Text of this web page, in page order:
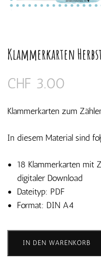
Klammerkarten
CHF 3.00
Klammerkarten zum
In diesem Material sind
18 Klammerkarten mit
digitaler Download
Dateityp: PDF
Format: DIN A4
Klammerkarten
Herbst
-
IN DEN WARENKORB